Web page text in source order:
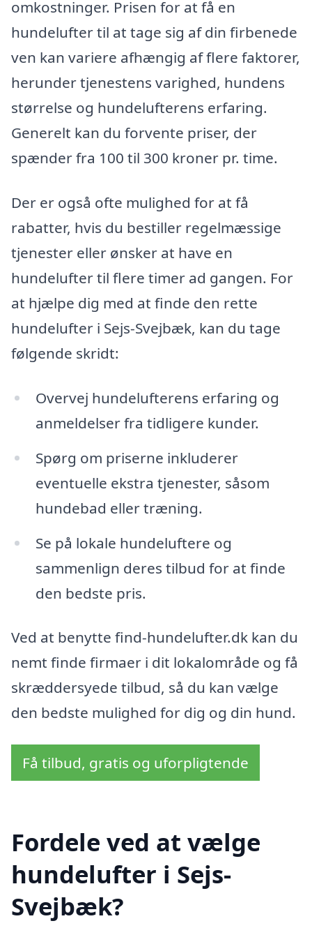
omkostninger. Prisen for at få en
hundelufter til at tage sig af din firbenede
ven kan variere afhængig af flere faktorer,
herunder tjenestens varighed, hundens
størrelse og hundelufterens erfaring.
Generelt kan du forvente priser, der
spænder fra 100 til 300 kroner pr. time.
Der er også ofte mulighed for at få
rabatter, hvis du bestiller regelmæssige
tjenester eller ønsker at have en
hundelufter til flere timer ad gangen. For
at hjælpe dig med at finde den rette
hundelufter i Sejs-Svejbæk, kan du tage
følgende skridt:
Overvej hundelufterens erfaring og
anmeldelser fra tidligere kunder.
Spørg om priserne inkluderer
eventuelle ekstra tjenester, såsom
hundebad eller træning.
Se på lokale hundeluftere og
sammenlign deres tilbud for at finde
den bedste pris.
Ved at benytte find-hundelufter.dk kan du
nemt finde firmaer i dit lokalområde og få
skræddersyede tilbud, så du kan vælge
den bedste mulighed for dig og din hund.
Få tilbud, gratis og uforpligtende
Fordele ved at vælge
hundelufter i Sejs-
Svejbæk?